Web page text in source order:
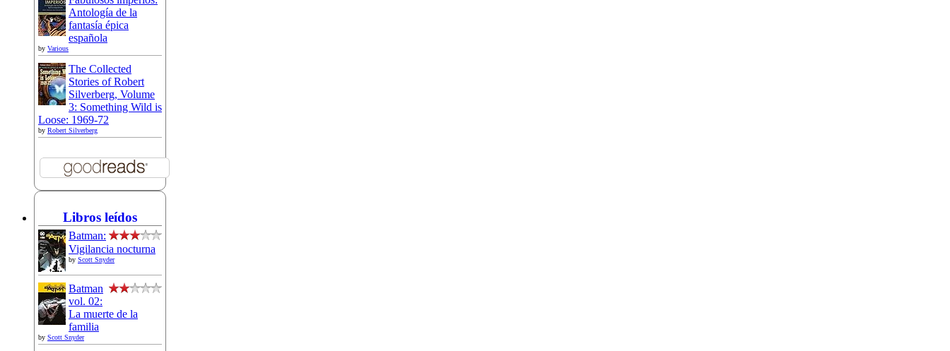
Antología de la
fantasía épica
española
by Various
The Collected
Stories of Robert
Silverberg, Volume
3: Something Wild is
Loose: 1969-72
by Robert Silverberg
Libros leídos
Batman:
Vigilancia nocturna
by Scott Snyder
Batman
vol. 02:
La muerte de la
familia
by Scott Snyder